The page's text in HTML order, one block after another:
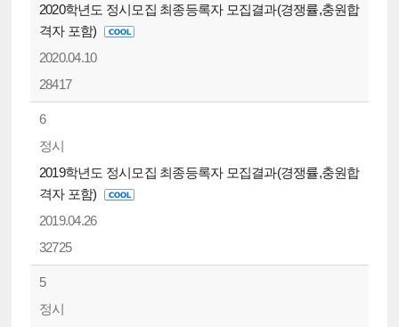
2020학년도 정시모집 최종등록자 모집결과(경쟁률,충원합
격자 포함)
2020.04.10
28417
6
정시
2019학년도 정시모집 최종등록자 모집결과(경쟁률,충원합
격자 포함)
2019.04.26
32725
5
정시